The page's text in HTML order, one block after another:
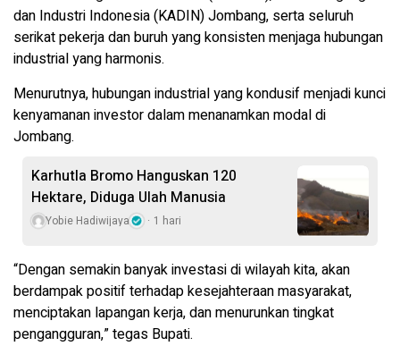
dan Industri Indonesia (KADIN) Jombang, serta seluruh
serikat pekerja dan buruh yang konsisten menjaga hubungan
industrial yang harmonis.
Menurutnya, hubungan industrial yang kondusif menjadi kunci
kenyamanan investor dalam menanamkan modal di
Jombang.
Karhutla Bromo Hanguskan 120
Hektare, Diduga Ulah Manusia
Yobie Hadiwijaya 1 hari
“Dengan semakin banyak investasi di wilayah kita, akan
berdampak positif terhadap kesejahteraan masyarakat,
menciptakan lapangan kerja, dan menurunkan tingkat
pengangguran,” tegas Bupati.